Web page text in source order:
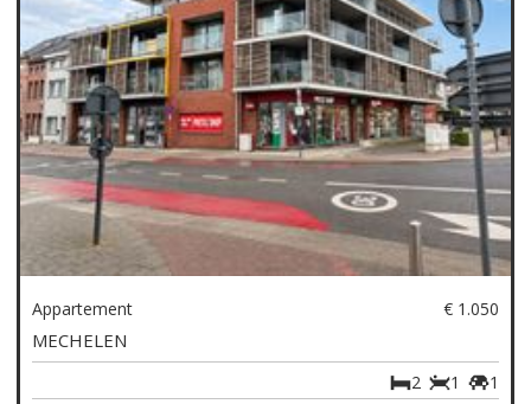
Appartement € 1.050
MECHELEN
1
1
2